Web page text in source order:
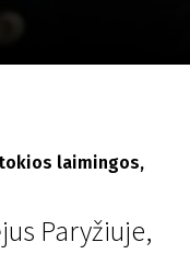
laimingos,
Paryžiuje,